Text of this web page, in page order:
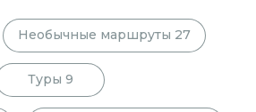
Необычные маршруты 27
Туры 9